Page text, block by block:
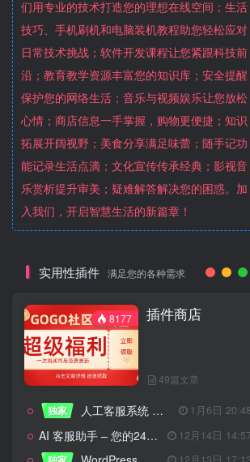
们用专业的技术打造您的理想在线空间；生活
技巧、手机刷机和电脑装机教程助您轻松应对
日常技术挑战；软件开发课程让您紧跟科技前
沿；教育教学资源丰富您的知识库；安全提醒
保护您的网络生活；音乐与视频娱乐让您放松
心情；商店信息一手掌握，购物更便捷；知识
拓展开阔视野；美食分享满足味蕾；随手记功
能记录生活点滴；文化宣传传承经典；影视音
乐赏析提升审美；疑难解答解决您的困惑。加
入我们，开启智慧生活的新篇章！
实用性插件 满足您的各种需求
8177 插件商店
49篇文章
独家 人工客服系统 技术开发文档 1月6日 20:48
AI 客服助手 – 您的24/7智能客服专家
12月14日